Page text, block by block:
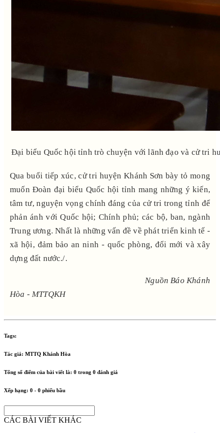
Đại biểu Quốc hội tỉnh trò chuyện với lãnh đạo và cử tri
Qua buổi tiếp xúc, cử tri huyện Khánh Sơn bày tỏ mong
muốn Đoàn đại biểu Quốc hội tỉnh mang những ý kiến,
tâm tư, nguyện vọng chính đáng của cử tri trong tỉnh để
phản ánh với Quốc hội; Chính phủ; các bộ, ban, ngành
Trung ương. Nhất là những vấn đề về phát triển kinh tế -
xã hội, đảm bảo an ninh - quốc phòng, đổi mới và xây
dựng đất nước./.
Nguồn Báo Khánh
Hòa - MTTQKH
Tags:
Tác giả: MTTQ Khánh Hòa
Tổng số điểm của bài viết là: 0 trong 0 đánh giá
Xếp hạng: 0 - 0 phiếu bầu
CÁC BÀI VIẾT KHÁC